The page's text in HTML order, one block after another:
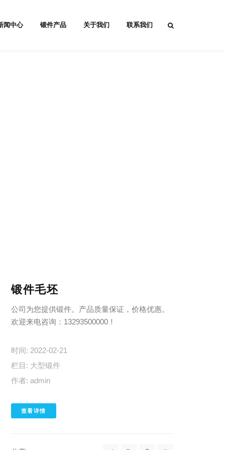
闻中心 锻件产品 关于我们 联系我们
锻件毛坯
公司为您提供锻件。产品质量保证，价格优惠。
欢迎来电咨询：13293500000！
时间: 2022-02-21
栏目: 大型锻件
作者: admin
查看详情